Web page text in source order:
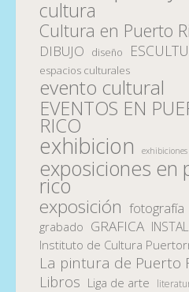
cultura
Cultura en Puerto
DIBUJO diseño
espacios culturales
evento cultural
EVENTOS EN
RICO
exhibicion exhibiciones
exposiciones en
rico
exposición fotografía
grabado GRAFICA
Instituto de Cultura
La pintura de Puerto
Libros Liga de arte